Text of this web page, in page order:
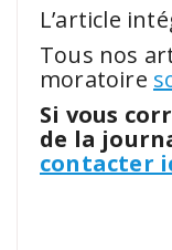
L’article
Tous nos
moratoire
Si vous
de la
contacter